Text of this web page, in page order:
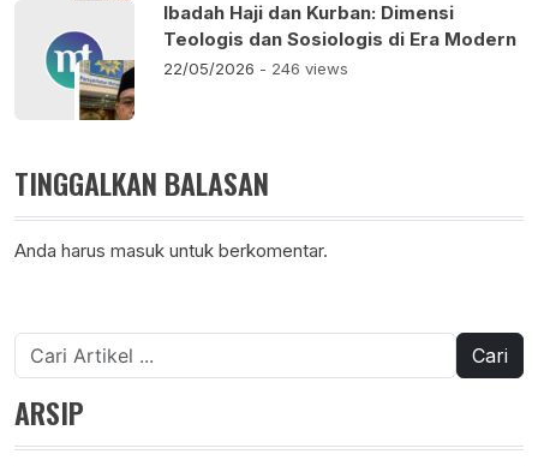
Ibadah Haji dan Kurban: Dimensi
Teologis dan Sosiologis di Era Modern
22/05/2026 - 246 views
TINGGALKAN BALASAN
Anda harus masuk untuk berkomentar.
Cari
untuk:
ARSIP